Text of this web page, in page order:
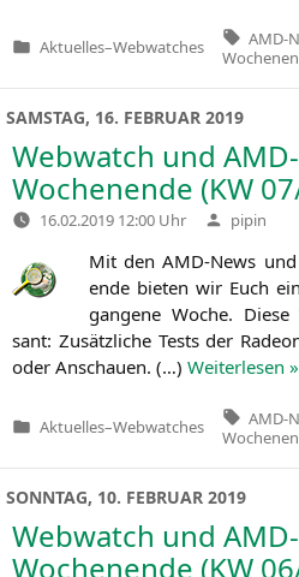
Veröffentlicht
Aktuelles–Webwatches
Tags:
AMD-
SAMSTAG, 16. FEBRUAR 2019
Webwatch und
Wochenende (KW
16.02.2019 12:00 Uhr Verfasst
von
pipin
Mit den AMD-News
en­de bie­ten wir Euch
gan­ge­ne Woche.
sant: Zusätz­li­che Tests der
oder Anschau­en. (…) Wei­ter­le­sen »
Veröffentlicht
Aktuelles–Webwatches
Tags:
AMD-
SONNTAG, 10. FEBRUAR 2019
Webwatch und
Wochenende (KW